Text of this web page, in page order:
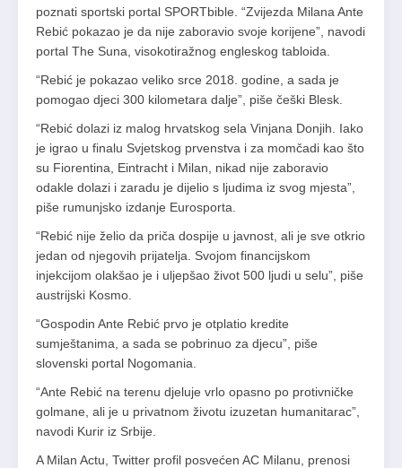
poznati sportski portal SPORTbible. “Zvijezda Milana Ante
Rebić pokazao je da nije zaboravio svoje korijene”, navodi
portal The Suna, visokotiražnog engleskog tabloida.
“Rebić je pokazao veliko srce 2018. godine, a sada je
pomogao djeci 300 kilometara dalje”, piše češki Blesk.
“Rebić dolazi iz malog hrvatskog sela Vinjana Donjih. Iako
je igrao u finalu Svjetskog prvenstva i za momčadi kao što
su Fiorentina, Eintracht i Milan, nikad nije zaboravio
odakle dolazi i zaradu je dijelio s ljudima iz svog mjesta”,
piše rumunjsko izdanje Eurosporta.
“Rebić nije želio da priča dospije u javnost, ali je sve otkrio
jedan od njegovih prijatelja. Svojom financijskom
injekcijom olakšao je i uljepšao život 500 ljudi u selu”, piše
austrijski Kosmo.
“Gospodin Ante Rebić prvo je otplatio kredite
sumještanima, a sada se pobrinuo za djecu”, piše
slovenski portal Nogomania.
“Ante Rebić na terenu djeluje vrlo opasno po protivničke
golmane, ali je u privatnom životu izuzetan humanitarac”,
navodi Kurir iz Srbije.
A Milan Actu, Twitter profil posvećen AC Milanu, prenosi